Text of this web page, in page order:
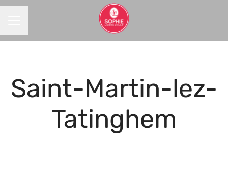
Saint-Martin-lez-
Tatinghem